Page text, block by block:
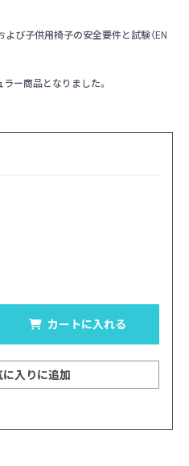
よび子供用椅子の安全要件と試験（EN
ー商品となりました。
カートに入れる
に入りに追加